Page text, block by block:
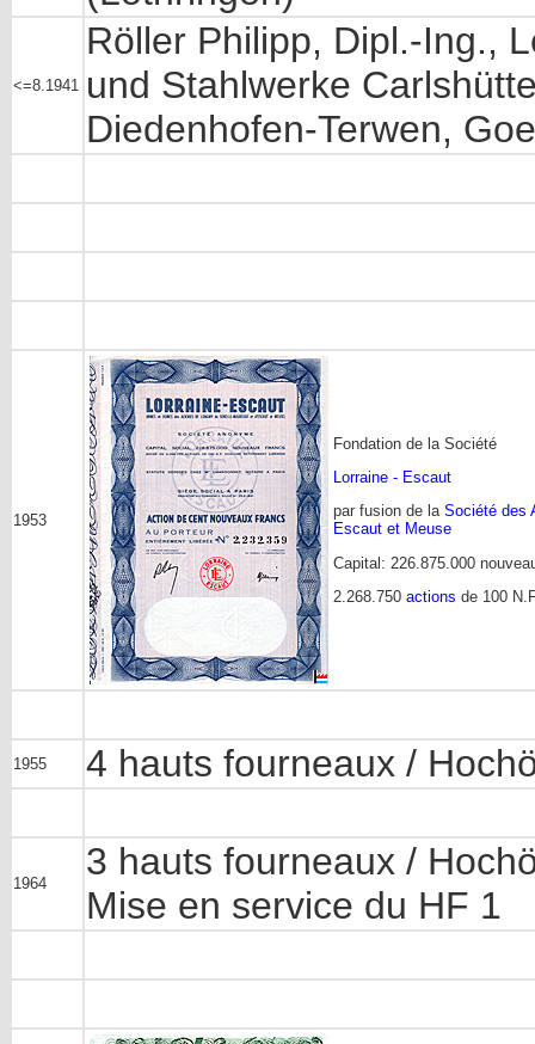
<=8.1941
Röller Philipp, Dipl.-Ing.,
und Stahlwerke
Diedenhofen-Terwen,
1953
Fondation de la Société
Lorraine - Escaut
par fusion de la Société des
Escaut et Meuse
Capital: 226.875.000
2.268.750 actions de 100
1955 4 hauts fourneaux /
1964
3 hauts fourneaux /
Mise en service du HF 1